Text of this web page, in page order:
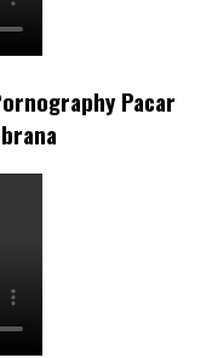
Pacar